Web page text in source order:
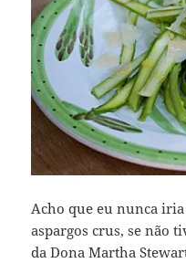
Acho que eu nunca
aspargos crus, se não
da Dona Martha